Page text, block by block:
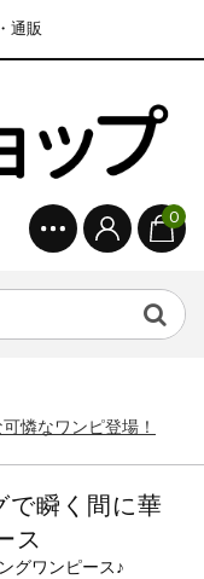
通販
0
憐なワンピ登場！
瞬く間に華
ス
グワンピース♪